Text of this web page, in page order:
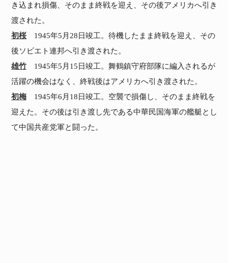
き込まれ損傷、そのまま終戦を迎え、その後アメリカへ引き
渡された。
初桜1945年5月28日竣工。待機したまま終戦を迎え、その
後ソビエト連邦へ引き渡された。
雄竹1945年5月15日竣工。舞鶴鎮守府部隊に編入されるが
活躍の機会はなく、終戦後はアメリカへ引き渡された。
初梅1945年6月18日竣工。空襲で損傷し、そのまま終戦を
迎えた。その後は引き渡し先である中華民国海軍の艦艇とし
て中国共産党軍と闘った。